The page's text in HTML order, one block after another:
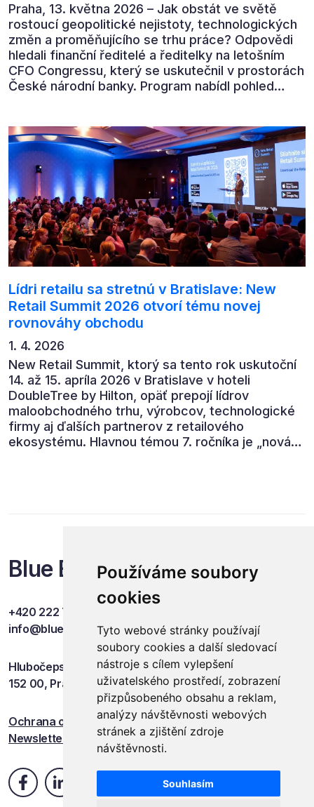
Používáme soubory
cookies
Tyto webové stránky používají
soubory cookies a další sledovací
nástroje s cílem vylepšení
uživatelského prostředí, zobrazení
přizpůsobeného obsahu a reklam,
analýzy návštěvnosti webových
stránek a zjištění zdroje
návštěvnosti.
Souhlasím
Praha, 13. května 2026 – Jak obstát ve světě
rostoucí geopolitické nejistoty, technologických
změn a proměňujícího se trhu práce? Odpovědi
hledali finanční ředitelé a ředitelky na letošním
CFO Congressu, který se uskutečnil v prostorách
České národní banky. Program nabídl pohled
automatizaci, leadership i budoucnost role CFO.
Lídri retailu sa stretnú v Bratislave: New
Retail Summit 2026 otvorí tému novej
rovnováhy obchodu
1. 4. 2026
New Retail Summit, ktorý sa tento rok uskutoční
14. až 15. apríla 2026 v Bratislave v hoteli
DoubleTree by Hilton, opäť prepojí lídrov
maloobchodného trhu, výrobcov, technologické
firmy aj ďalších partnerov z retailového
ekosystému. Hlavnou témou 7. ročníka je „nová
Blue Events
+420 222 749 841
info@blueevents.eu
Hlubočepská 701/38c
152 00, Praha 5
Ochrana osobních údajů
Newsletter